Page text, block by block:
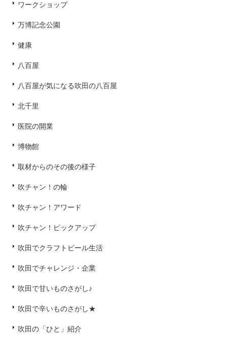
ワークショップ
万博記念公園
健康
八百屋
八百屋が気になる吹田の八百屋
北千里
医院の開業
博物館
取材からのその後の様子
吹チャン！の輪
吹チャン！アワード
吹チャン！ピックアップ
吹田でクラフトビール生活
吹田でチャレンジ・企業
吹田で甘いものさがし♪
吹田で辛いものさがし★
吹田の「ひと」紹介